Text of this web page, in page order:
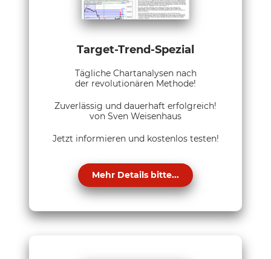
Target-Trend-Spezial
Tägliche Chartanalysen nach
der revolutionären Methode!
Zuverlässig und dauerhaft erfolgreich!
von Sven Weisenhaus
Jetzt informieren und kostenlos testen!
Mehr Details bitte...